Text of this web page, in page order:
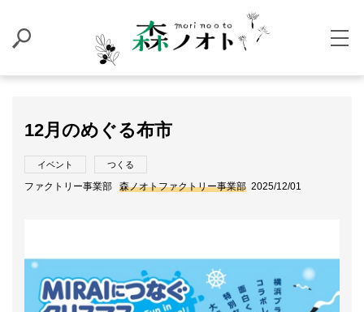
12月のめぐる布市
イベント つくる
ファクトリー事業部 森ノオトファクトリー事業部 2025/12/01